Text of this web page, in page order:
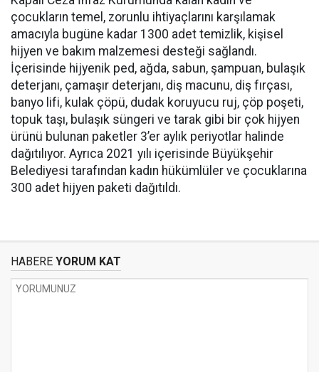
çocukların temel, zorunlu ihtiyaçlarını karşılamak
amacıyla bugüne kadar 1300 adet temizlik, kişisel
hijyen ve bakım malzemesi desteği sağlandı.
İçerisinde hijyenik ped, ağda, sabun, şampuan, bulaşık
deterjanı, çamaşır deterjanı, diş macunu, diş fırçası,
banyo lifi, kulak çöpü, dudak koruyucu ruj, çöp poşeti,
topuk taşı, bulaşık süngeri ve tarak gibi bir çok hijyen
ürünü bulunan paketler 3’er aylık periyotlar halinde
dağıtılıyor. Ayrıca 2021 yılı içerisinde Büyükşehir
Belediyesi tarafından kadın hükümlüler ve çocuklarına
300 adet hijyen paketi dağıtıldı.
HABERE YORUM KAT